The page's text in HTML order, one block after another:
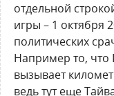
отдельной
игры – 1 октября
политических
Например то, что
вызывает
ведь тут еще